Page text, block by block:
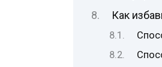
Как